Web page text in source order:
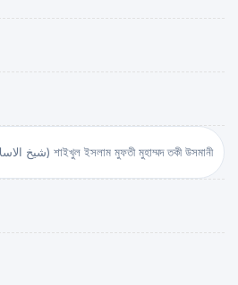
(شيخ الاسلام مفتي محمد تقي عثماني) শাইখুল ইসলাম মুফতী মুহাম্মদ তকী উসমানী